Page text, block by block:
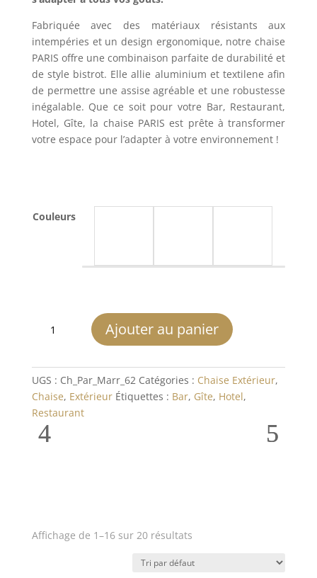
Fabriquée avec des matériaux résistants aux
intempéries et un design ergonomique, notre chaise
PARIS offre une combinaison parfaite de durabilité et
de style bistrot. Elle allie aluminium et textilene afin
de permettre une assise agréable et une robustesse
inégalable. Que ce soit pour votre Bar, Restaurant,
Hotel, Gîte, la chaise PARIS est prête à transformer
votre espace pour l’adapter à votre environnement !
Couleurs
PARIS
en
textilene
style
bistrot
Ajouter au panier
UGS : Ch_Par_Marr_62 Catégories : Chaise Extérieur,
Chaise, Extérieur Étiquettes : Bar, Gîte, Hotel,
Restaurant
Affichage de 1–16 sur 20 résultats